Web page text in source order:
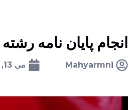
انجام پایان نامه
Mahyarmni می 13, 2026